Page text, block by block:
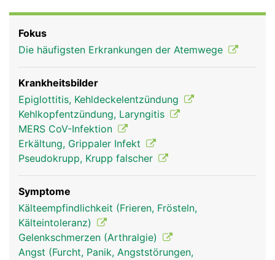
Rubriken
und Festigkeit 16 bis 20 U-förmige
Knorpelspangen sorgen. Ihr Aussehen erinnert an
einen Staubsaugerschlauch. Die Innenwand wird
von einer Schleimhaut ausgekleidet, die mit
feinsten Flimmerhärchen ausgestattet ist. Der
Schleim fängt Fremdkörper wie Staub, Pollen oder
Bakterien ab, die mit der Luft eingeatmet werden
und die beweglichen Flimmerhärchen
transportieren den Schleim zurück in den Rachen
Fokus
Die häufigsten Erkrankungen der Atemwege
Krankheitsbilder
Epiglottitis, Kehldeckelentzündung
Kehlkopfentzündung, Laryngitis
MERS CoV-Infektion
Erkältung, Grippaler Infekt
Pseudokrupp, Krupp falscher
Symptome
Kälteempfindlichkeit (Frieren, Frösteln,
Kälteintoleranz)
Gelenkschmerzen (Arthralgie)
Angst (Furcht, Panik, Angststörungen,